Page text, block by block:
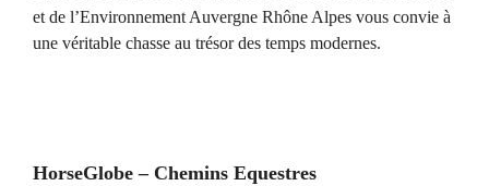
et de l’Environnement Auvergne Rhône Alpes vous convie à
une véritable chasse au trésor des temps modernes.
HorseGlobe – Chemins Equestres